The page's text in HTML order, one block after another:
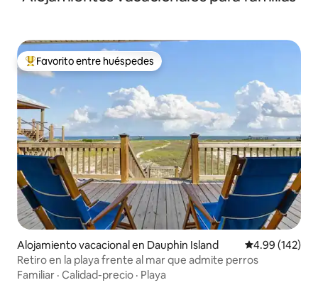
Favorito entre huéspedes preferido
Favorito entre huéspedes
Alojamiento vacacional en Dauphin Island Calificación
4.99 (142)
Retiro en la playa frente al mar que admite perros
Familiar · Calidad-precio · Playa